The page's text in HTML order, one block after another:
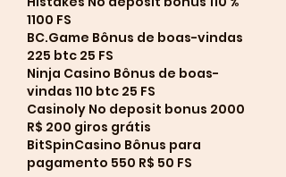
1100 FS
BC.Game Bônus de boas-vindas
225 btc 25 FS
Ninja Casino Bônus de boas-
vindas 110 btc 25 FS
Casinoly No deposit bonus 2000
R$ 200 giros grátis
BitSpinCasino Bônus para
pagamento 550 R$ 50 FS